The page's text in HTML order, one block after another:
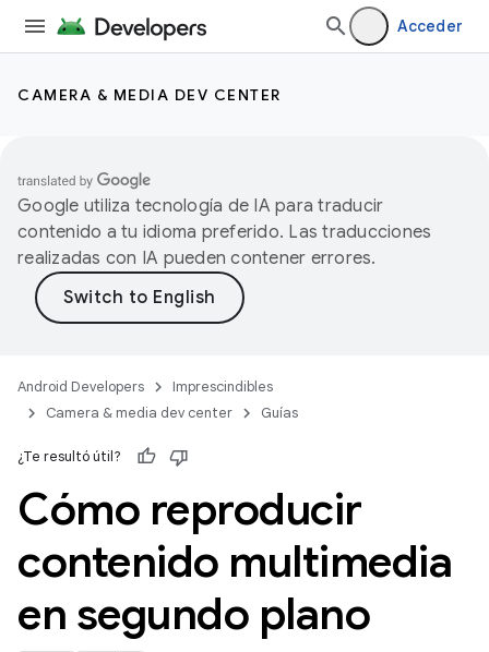
Acceder
CAMERA & MEDIA DEV CENTER
Google utiliza tecnología de IA para traducir
contenido a tu idioma preferido. Las traducciones
realizadas con IA pueden contener errores.
Android Developers
Imprescindibles
Camera & media dev center
Guías
¿Te resultó útil?
Cómo reproducir
contenido multimedia
en segundo plano